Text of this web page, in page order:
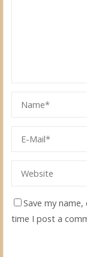
Save my
time I post a